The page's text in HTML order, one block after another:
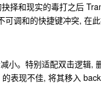
择和现实的毒打之后
可调和的快捷键冲突, 在
小。特别适配双击逻辑,
表现不佳, 将其移入